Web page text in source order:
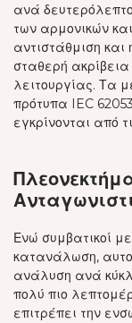
ανά
των αρμονικών
αντιστάθμιση
σταθερή
λειτουργίας. Τα
πρότυπα IEC
εγκρίνονται από
Ενώ συμβατικοί
κατανάλωση,
ανάλυση ανά
πολύ πιο
επιτρέπει την